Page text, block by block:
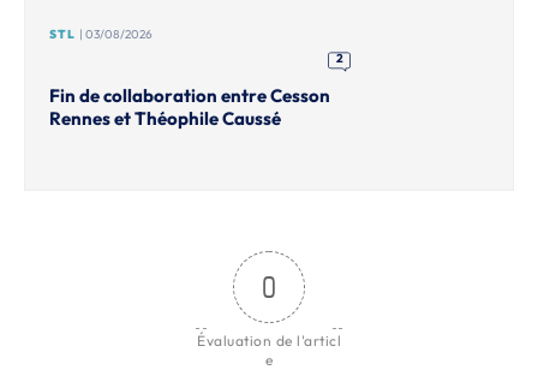
STL | 03/08/2026
2
Fin de collaboration entre Cesson
Rennes et Théophile Caussé
0
Évaluation de l'articl
e